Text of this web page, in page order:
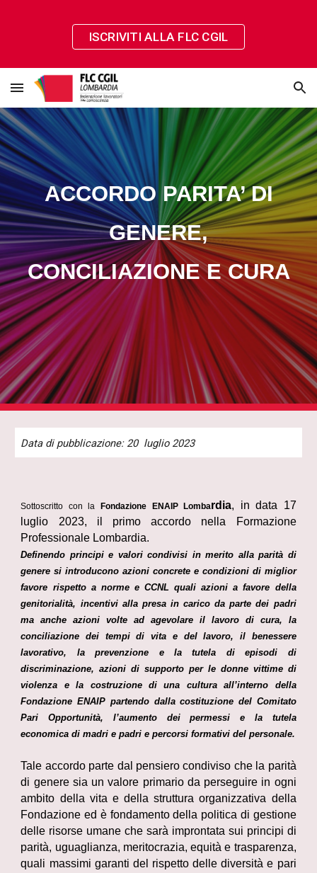
Skip to main content Skip to navigation
ISCRIVITI ALLA FLC CGIL
ACCORDO PARITA’ DI
GENERE,
CONCILIAZIONE E CURA
Data di pubblicazione: 20 luglio 2023
Sottoscritto con la Fondazione ENAIP Lombardia, in data 17
luglio 2023, il primo accordo nella Formazione
Professionale Lombardia.
Definendo principi e valori condivisi in merito alla parità di
genere si introducono azioni concrete e condizioni di miglior
favore rispetto a norme e CCNL quali azioni a favore della
genitorialità, incentivi alla presa in carico da parte dei padri
ma anche azioni volte ad agevolare il lavoro di cura, la
conciliazione dei tempi di vita e del lavoro, il benessere
lavorativo, la prevenzione e la tutela di episodi di
discriminazione, azioni di supporto per le donne vittime di
violenza e la costruzione di una cultura all’interno della
Fondazione ENAIP partendo dalla costituzione del Comitato
Pari Opportunità, l’aumento dei permessi e la tutela
economica di madri e padri e percorsi formativi del personale.
Tale accordo parte dal pensiero condiviso che la parità
di genere sia un valore primario da perseguire in ogni
ambito della vita e della struttura organizzativa della
Fondazione ed è fondamento della politica di gestione
delle risorse umane che sarà improntata sui principi di
parità, uguaglianza, meritocrazia, equità e trasparenza,
quali massimi garanti del rispetto delle diversità e pari